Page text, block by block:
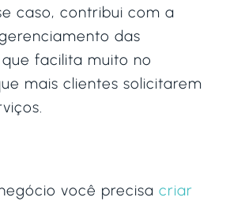
caso, contribui com a
das
facilita muito no
mais clientes solicitarem
você precisa criar